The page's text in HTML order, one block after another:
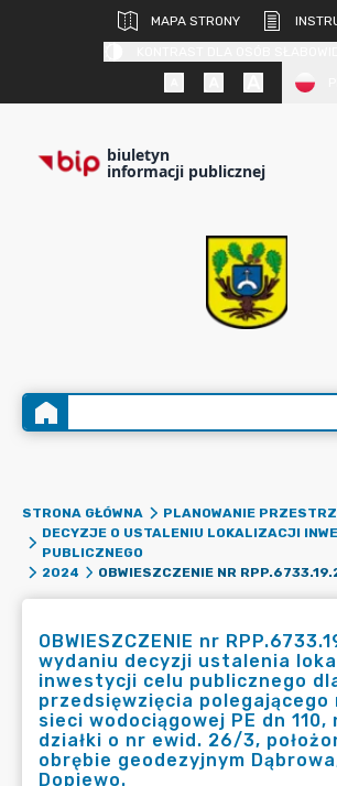
MAPA STRONY
biuletyn
informacji publicznej
STRONA GŁÓWNA
PLANOWANIE
DECYZJE O USTALENIU LOKALIZACJI
PUBLICZNEGO
2024
OBWIESZCZENIE nr
wydaniu decyzji ustalenia
inwestycji celu publicznego
przedsięwzięcia polegającego
sieci wodociągowej PE dn 110,
działki o nr ewid. 26/3,
obrębie geodezyjnym
Dopiewo.